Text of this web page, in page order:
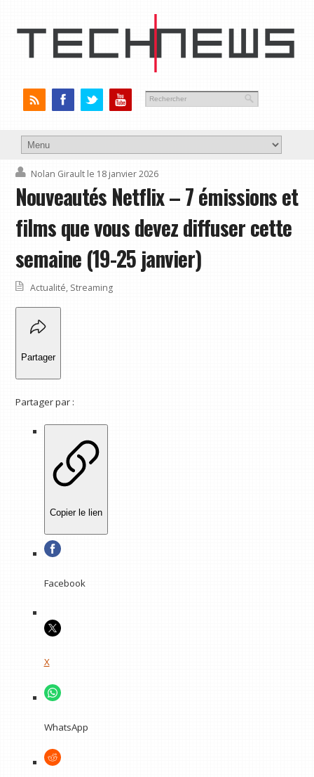
Nolan Girault le 18 janvier 2026
Nouveautés Netflix – 7 émissions et
films que vous devez diffuser cette
semaine (19-25 janvier)
Actualité, Streaming
Partager
Partager par :
Copier le lien
Facebook
X
WhatsApp